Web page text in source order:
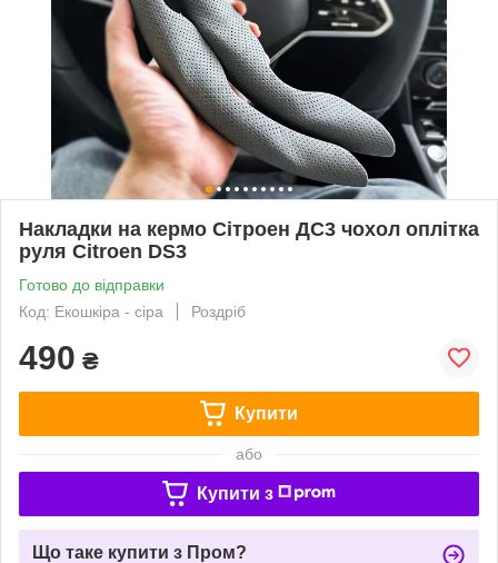
Накладки на кермо Сітроен ДС3 чохол оплітка
руля Citroen DS3
Готово до відправки
Код: Екошкіра - сіра
Роздріб
490 ₴
Купити
або
Купити з
Що таке купити з Пром?